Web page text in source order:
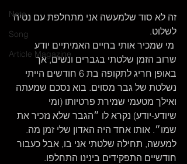
Note
Song
Article Magazine
זה לא סוד שלמעשה אני מתחלפת עם נטיה
לשלוט.
מי שמכיר אותי בחיים האמיתיים יודע
שרוב הזמן שלטתי בגברים ונשים, אך
באופן חריג לתקופה בת 6 חודשים הייתי
נשלטת של גבר מסוים. בוא נסכם שמעתה
ואילך מטעמי שמירת פרטיותו (ומי
שיודע-יודע) נקרא לו ״הגבר שלא נזכיר את
שמו״. אותו אחד היה האדון שלי זמן מה.
למעשה, תחילה שלטתי אני בו, אבל כעבור
חודשיים התפקידים בינינו התחלפו.